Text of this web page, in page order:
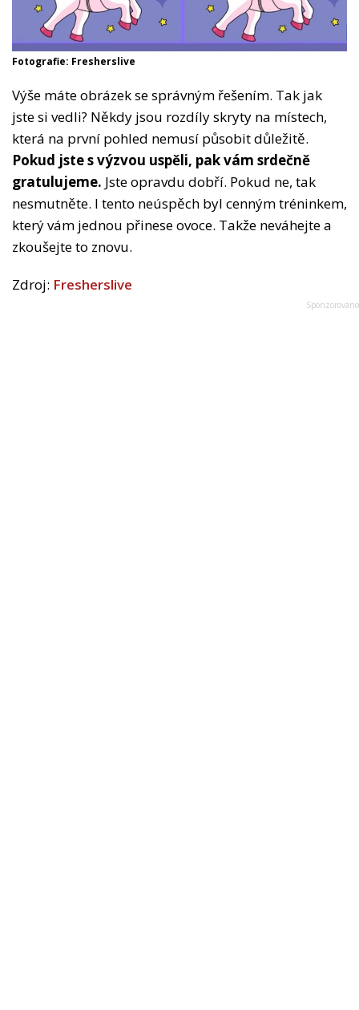
Fotografie: Fresherslive
Výše máte obrázek se správným řešením. Tak jak
jste si vedli? Někdy jsou rozdíly skryty na místech,
která na první pohled nemusí působit důležitě.
Pokud jste s výzvou uspěli, pak vám srdečně
gratulujeme. Jste opravdu dobří. Pokud ne, tak
nesmutněte. I tento neúspěch byl cenným tréninkem,
který vám jednou přinese ovoce. Takže neváhejte a
zkoušejte to znovu.
Zdroj: Fresherslive